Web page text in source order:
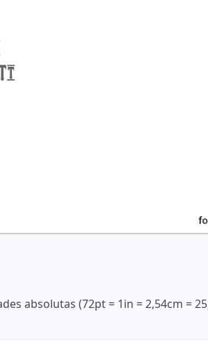
absolutas (72pt = 1in = 2,54cm =